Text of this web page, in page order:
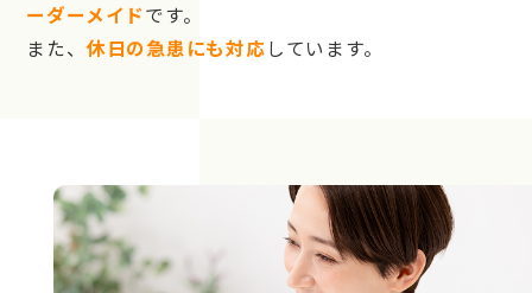
ーダーメイドです。
また、 休日の急患にも対応しています。